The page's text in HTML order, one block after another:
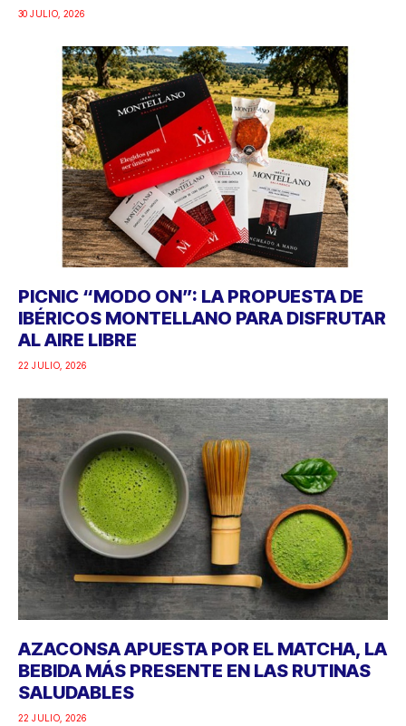
30 JULIO, 2026
PICNIC “MODO ON”: LA PROPUESTA DE
IBÉRICOS MONTELLANO PARA DISFRUTAR
AL AIRE LIBRE
22 JULIO, 2026
AZACONSA APUESTA POR EL MATCHA, LA
BEBIDA MÁS PRESENTE EN LAS RUTINAS
SALUDABLES
22 JULIO, 2026